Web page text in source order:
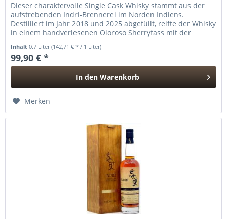
Dieser charaktervolle Single Cask Whisky stammt aus der
aufstrebenden Indri-Brennerei im Norden Indiens.
Destilliert im Jahr 2018 und 2025 abgefüllt, reifte der Whisky
in einem handverlesenen Oloroso Sherryfass mit der
Inhalt0.7 Liter(142,71 € * / 1 Liter)
99,90 € *
In den Warenkorb
Merken